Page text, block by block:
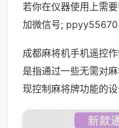
若你在仪器使用上需
加微信号; ppyy55670
成都麻将机手机遥控
是指通过一些无需对
现控制麻将牌功能的设